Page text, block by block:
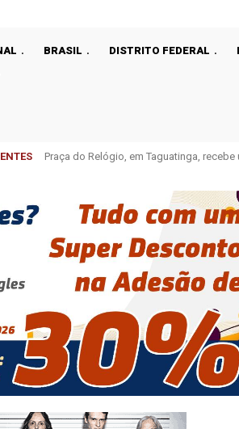
BRASIL DISTRITO FEDERAL
Praça do Relógio, em Taguatinga,